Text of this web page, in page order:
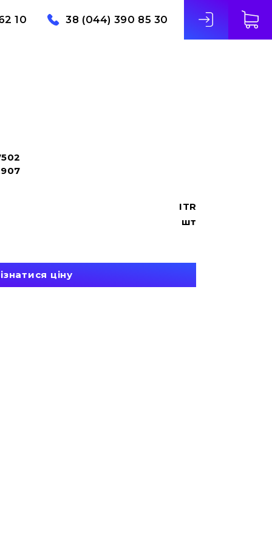
10 38 (044) 390 85 30
ITR
шт
ціну